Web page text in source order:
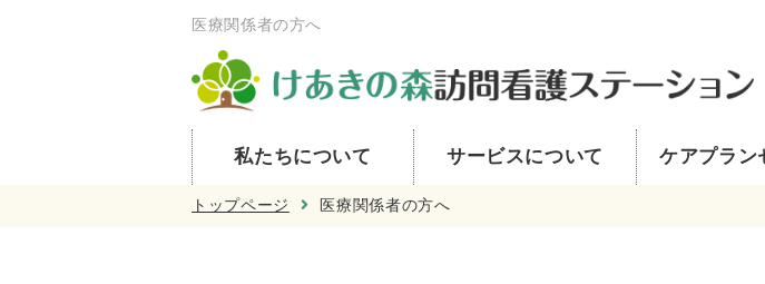
医療関係者の方へ
私たちについて サービスについて ケアプラン
トップページ 医療関係者の方へ